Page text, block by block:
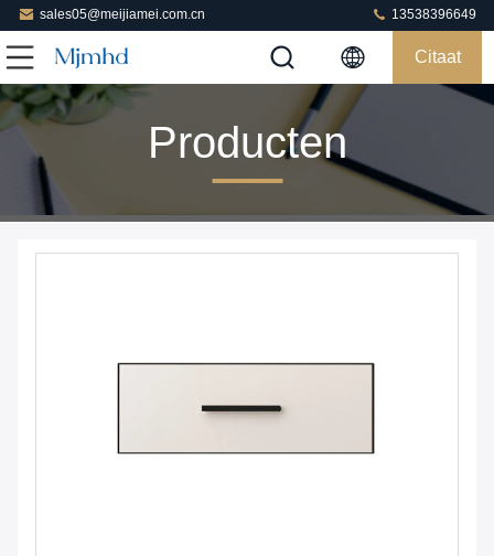
sales05@meijiamei.com.cn 13538396649
Citaat
Producten